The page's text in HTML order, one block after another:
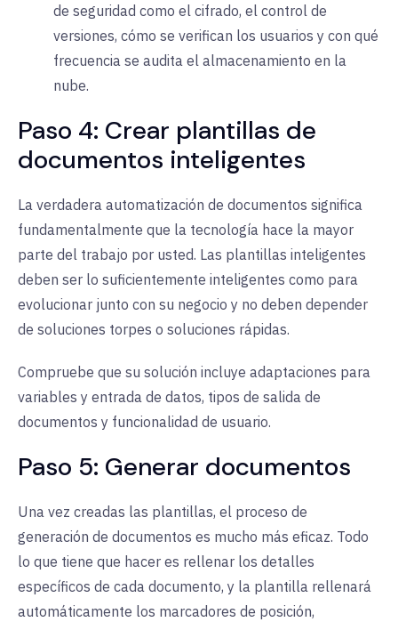
de seguridad como el cifrado, el control de
versiones, cómo se verifican los usuarios y con qué
frecuencia se audita el almacenamiento en la
nube.
Paso 4: Crear plantillas de
documentos inteligentes
La verdadera automatización de documentos significa
fundamentalmente que la tecnología hace la mayor
parte del trabajo por usted. Las plantillas inteligentes
deben ser lo suficientemente inteligentes como para
evolucionar junto con su negocio y no deben depender
de soluciones torpes o soluciones rápidas.
Compruebe que su solución incluye adaptaciones para
variables y entrada de datos, tipos de salida de
documentos y funcionalidad de usuario.
Paso 5: Generar documentos
Una vez creadas las plantillas, el proceso de
generación de documentos es mucho más eficaz. Todo
lo que tiene que hacer es rellenar los detalles
específicos de cada documento, y la plantilla rellenará
automáticamente los marcadores de posición,